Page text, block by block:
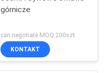
górnicze
can negotiate MOQ:200szt
KONTAKT